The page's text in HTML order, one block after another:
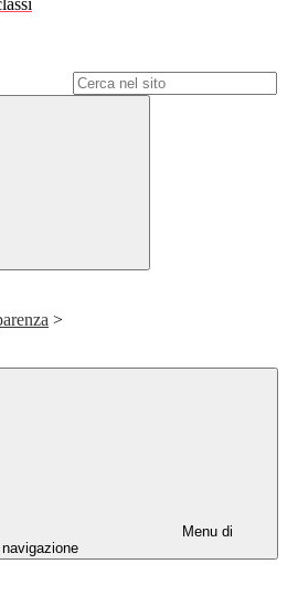
>
Menu di
navigazione